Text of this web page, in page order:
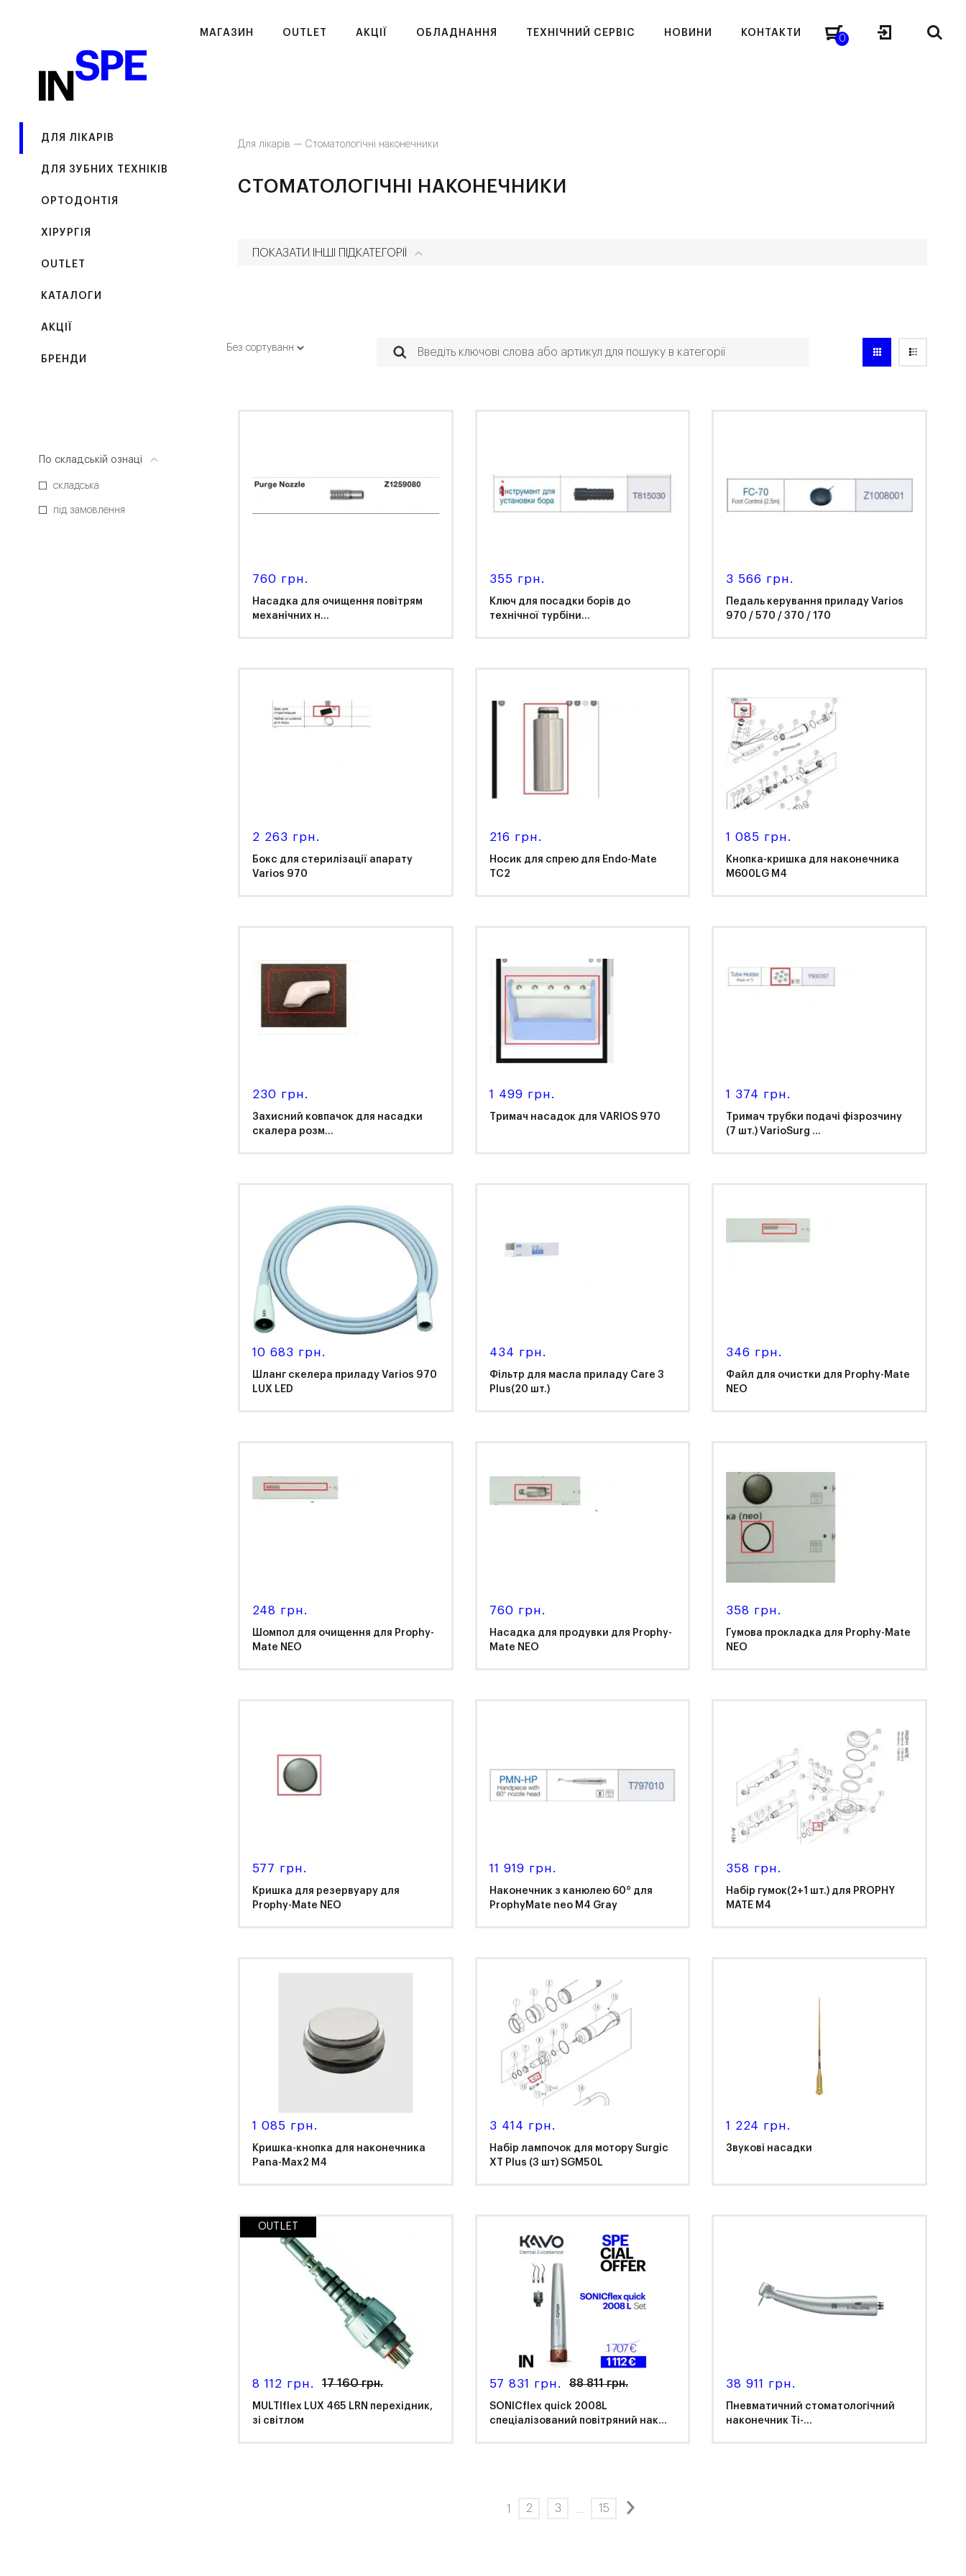
МАГАЗИН OUTLET АКЦІЇ ОБЛАДНАННЯ ТЕХНІЧНИЙ СЕРВІС НОВИНИ КОНТАКТИ
0
ДЛЯ ЛІКАРІВ
ДЛЯ ЗУБНИХ ТЕХНІКІВ
ОРТОДОНТІЯ
ХІРУРГІЯ
OUTLET
КАТАЛОГИ
АКЦІЇ
БРЕНДИ
Для лікарів — Стоматологічні наконечники
СТОМАТОЛОГІЧНІ НАКОНЕЧНИКИ
ПОКАЗАТИ ІНШІ ПІДКАТЕГОРІЇ
По складській ознаці
складська
під замовлення
760 грн.
Насадка для очищення повітрям
механічних н...
355 грн.
Ключ для посадки борів до
технічної турбіни...
3 566 грн.
Педаль керування приладу Varios
970 / 570 / 370 / 170
2 263 грн.
Бокс для стерилізації апарату
Varios 970
216 грн.
Носик для спрею для Endo-Mate
TC2
1 085 грн.
Кнопка-кришка для наконечника
M600LG M4
230 грн.
Захисний ковпачок для насадки
скалера розм...
1 499 грн.
Тримач насадок для VARIOS 970
1 374 грн.
Тримач трубки подачі фізрозчину
(7 шт.) VarioSurg ...
10 683 грн.
Шланг скелера приладу Varios 970
LUX LED
434 грн.
Фільтр для масла приладу Care 3
Plus(20 шт.)
346 грн.
Файл для очистки для Prophy-Mate
NEO
248 грн.
Шомпол для очищення для Prophy-
Mate NEO
760 грн.
Насадка для продувки для Prophy-
Mate NEO
358 грн.
Гумова прокладка для Prophy-Mate
NEO
577 грн.
Кришка для резервуару для
Prophy-Mate NEO
11 919 грн.
Наконечник з канюлею 60° для
ProphyMate neo M4 Gray
358 грн.
Набір гумок(2+1 шт.) для PROPHY
MATE M4
1 085 грн.
Кришка-кнопка для наконечника
Pana-Max2 M4
3 414 грн.
Набір лампочок для мотору Surgic
XT Plus (3 шт) SGM50L
1 224 грн.
Звукові насадки
OUTLET
8 112 грн. 17 160 грн.
MULTIflex LUX 465 LRN перехідник,
зі світлом
57 831 грн. 88 811 грн.
SONICflex quick 2008L
спеціалізований повітряний нак...
KaVo Dental
38 911 грн.
Пневматичний стоматологічний
наконечник Ti-...
1 2 3 … 15